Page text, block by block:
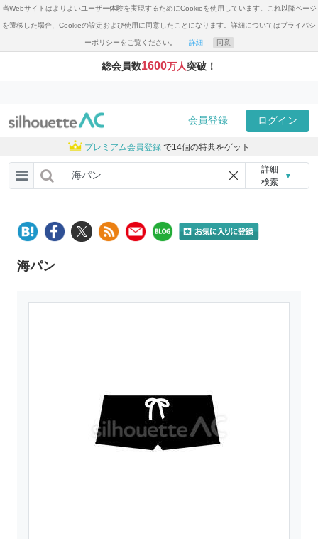
当Webサイトはよりよいユーザー体験を実現するためにCookieを使用しています。これ以降ページ
を遷移した場合、Cookieの設定および使用に同意したことになります。詳細についてはプライバシ
ーポリシーをご覧ください。 詳細 同意
総会員数1600万人突破！
会員登録 ログイン
プレミアム会員登録 で14個の特典をゲット
詳細
検索
▼
海パン